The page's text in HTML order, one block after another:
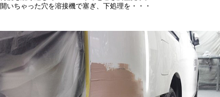
開いちゃった穴を溶接機で塞ぎ、下処理を・・・